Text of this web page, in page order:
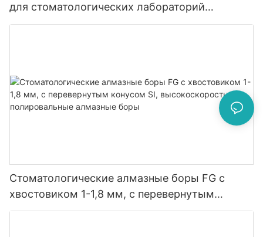
для стоматологических лабораторий
стоматологическое гранильное оборудование
Стоматологические алмазные боры FG с
хвостовиком 1-1,8 мм, с перевернутым
конусом SI, высокоскоростные